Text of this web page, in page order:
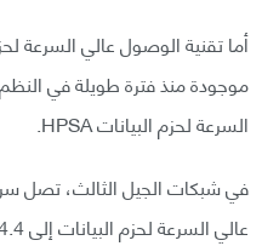
أما تقنية الوصول عالي السرعة
موجودة منذ فترة طويلة في
السرعة لحزم البيانات HPSA.
في شبكات الجيل الثالث، تصل